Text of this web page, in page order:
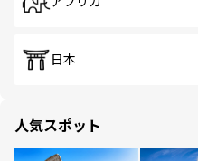
日本
人気スポット